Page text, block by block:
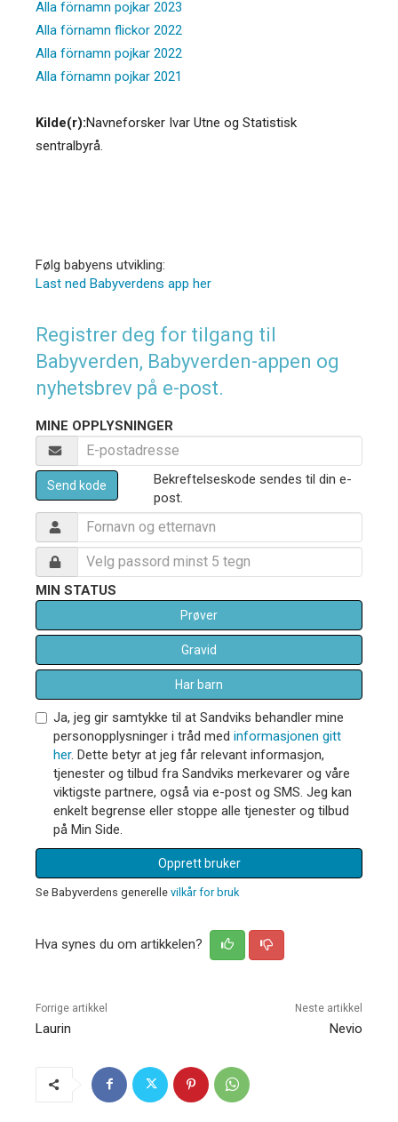
Alla förnamn pojkar 2023
Alla förnamn flickor 2022
Alla förnamn pojkar 2022
Alla förnamn pojkar 2021
Kilde(r):Navneforsker Ivar Utne og Statistisk
sentralbyrå.
Følg babyens utvikling:
Last ned Babyverdens app her
Registrer deg for tilgang til
Babyverden, Babyverden-appen og
nyhetsbrev på e-post.
MINE OPPLYSNINGER
Send kode
Bekreftelseskode sendes til din e-
post.
MIN STATUS
Prøver
Gravid
Har barn
Ja, jeg gir samtykke til at Sandviks behandler mine
personopplysninger i tråd med informasjonen gitt
her. Dette betyr at jeg får relevant informasjon,
tjenester og tilbud fra Sandviks merkevarer og våre
viktigste partnere, også via e-post og SMS. Jeg kan
enkelt begrense eller stoppe alle tjenester og tilbud
på Min Side.
Opprett bruker
Se Babyverdens generelle vilkår for bruk
Hva synes du om artikkelen?
Forrige artikkel
Laurin
Neste artikkel
Nevio